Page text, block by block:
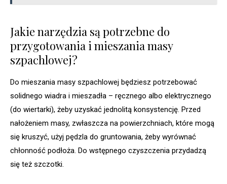
Jakie narzędzia są potrzebne do
przygotowania i mieszania masy
szpachlowej?
Do mieszania masy szpachlowej będziesz potrzebować
solidnego wiadra i mieszadła – ręcznego albo elektrycznego
(do wiertarki), żeby uzyskać jednolitą konsystencję. Przed
nałożeniem masy, zwłaszcza na powierzchniach, które mogą
się kruszyć, użyj pędzla do gruntowania, żeby wyrównać
chłonność podłoża. Do wstępnego czyszczenia przydadzą
się też szczotki.